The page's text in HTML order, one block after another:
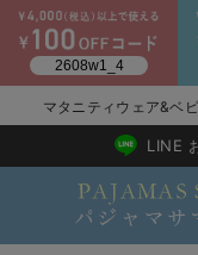
マタニティウェア&ベ
送料495円(一部
LINE